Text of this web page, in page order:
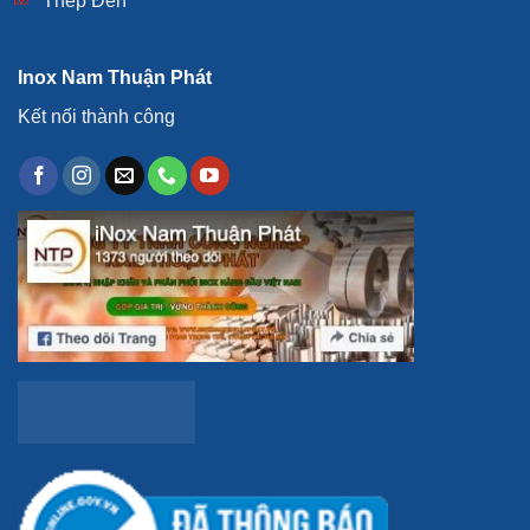
, bạn nên chọn những địa chỉ cung cấp
uy tín, có sản phẩm đạt tiêu chuẩn chất lượng quốc tế.
Một số yếu tố cần lưu ý khi chọn nhà cung cấp bao
gồm:
Chất liệu inox: Đảm bảo sản phẩm được làm từ
inox 304 hoặc inox 316, hai loại inox có khả năng
chống gỉ sét và ăn mòn tốt nhất hiện nay.
Giá cả hợp lý
khác nhau để đảm bảo bạn nhận được sản phẩm
Inox Nam Thuận Phát
Kết nối thành công